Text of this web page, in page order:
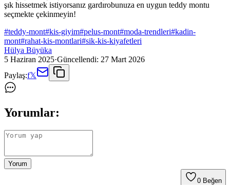
şık hissetmek istiyorsanız gardırobunuza en uygun teddy montu
seçmekte çekinmeyin!
#teddy-mont#kis-giyim#pelus-mont#moda-trendleri#kadin-
mont#rahat-kis-montlari#sik-kis-kiyafetleri
Hülya Büyüka
5 Haziran 2025·Güncellendi: 27 Mart 2026
Paylaş:f𝕏
Yorumlar:
Yorum
0 Beğen